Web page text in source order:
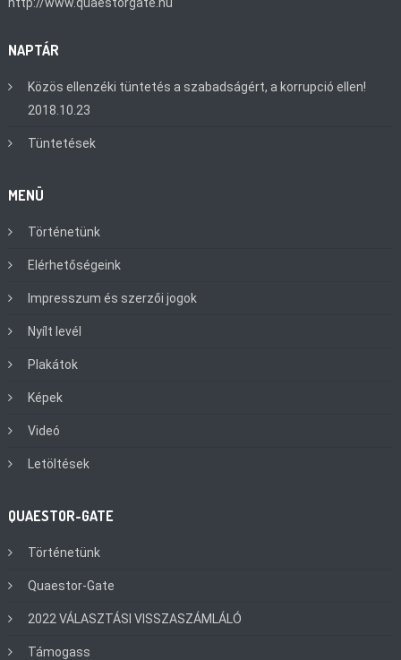
NAPTÁR
Közös ellenzéki tüntetés a szabadságért, a korrupció ellen!
2018.10.23
Tüntetések
MENÜ
Történetünk
Elérhetőségeink
Impresszum és szerzői jogok
Nyílt levél
Plakátok
Képek
Videó
Letöltések
QUAESTOR-GATE
Történetünk
Quaestor-Gate
2022 VÁLASZTÁSI VISSZASZÁMLÁLÓ
Támogass